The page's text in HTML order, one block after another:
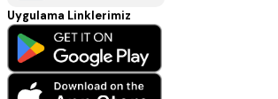
Uygulama Linklerimiz